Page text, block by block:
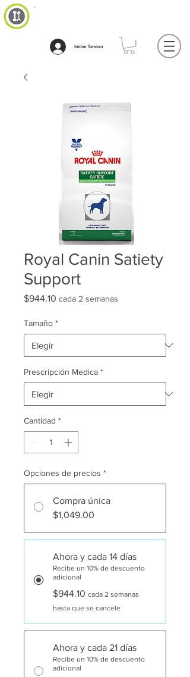
Iniciar Sesion
Royal Canin Satiety
Support
$944.10 Precio
cada 2 semanas
Tamaño *
Prescripción Medica *
Cantidad *
Opciones de precios *
Compra única
$1,049.00
Ahora y cada 14 días
Recibe un 10% de descuento
adicional
$944.10 cada 2 semanas
hasta que se cancele
Ahora y cada 21 días
Recibe un 10% de descuento
adicional